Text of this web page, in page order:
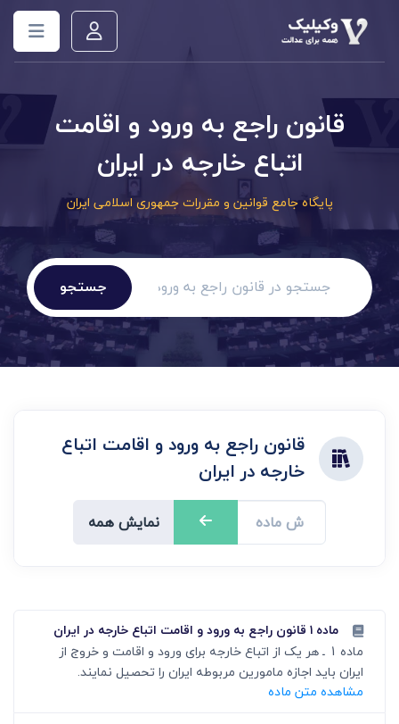
قانون راجع به ورود و اقامت
اتباع خارجه در ایران
پایگاه جامع قوانین و مقررات جمهوری اسلامی ایران
جستجو
قانون راجع به ورود و اقامت اتباع
خارجه در ایران
نمایش همه
ماده ۱ قانون راجع به ورود و اقامت اتباع خارجه در ایران
ماده 1 ـ هر یک از اتباع خارجه برای ورود و اقامت و خروج از
ایران باید اجازه مامورین مربوطه ایران را تحصیل نمایند.
مشاهده متن ماده